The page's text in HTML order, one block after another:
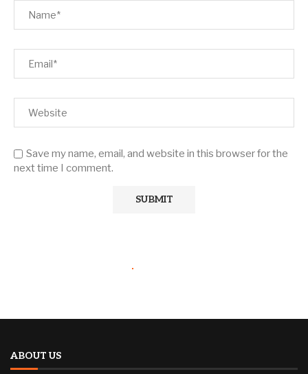
Save my name, email, and website in this browser for the
next time I comment.
ABOUT US